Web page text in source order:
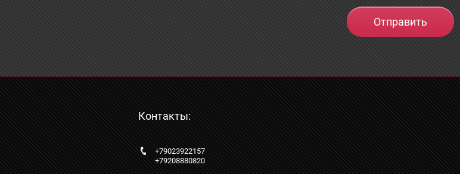
Отправить
Контакты:
+79023922157
+79208880820